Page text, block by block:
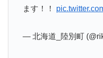
ます！！
— 北海道_陸別町